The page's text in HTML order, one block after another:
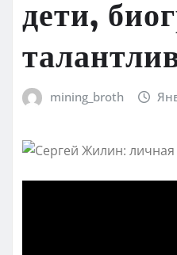
дети,
mining_broth